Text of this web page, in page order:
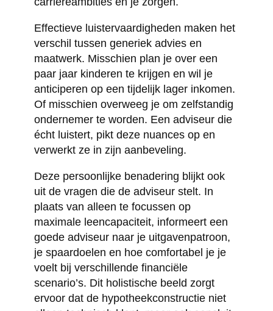
Effectieve luistervaardigheden maken het
verschil tussen generiek advies en
maatwerk. Misschien plan je over een
paar jaar kinderen te krijgen en wil je
anticiperen op een tijdelijk lager inkomen.
Of misschien overweeg je om zelfstandig
ondernemer te worden. Een adviseur die
écht luistert, pikt deze nuances op en
verwerkt ze in zijn aanbeveling.
Deze persoonlijke benadering blijkt ook
uit de vragen die de adviseur stelt. In
plaats van alleen te focussen op
maximale leencapaciteit, informeert een
goede adviseur naar je uitgavenpatroon,
je spaardoelen en hoe comfortabel je je
voelt bij verschillende financiële
scenario’s. Dit holistische beeld zorgt
ervoor dat de hypotheekconstructie niet